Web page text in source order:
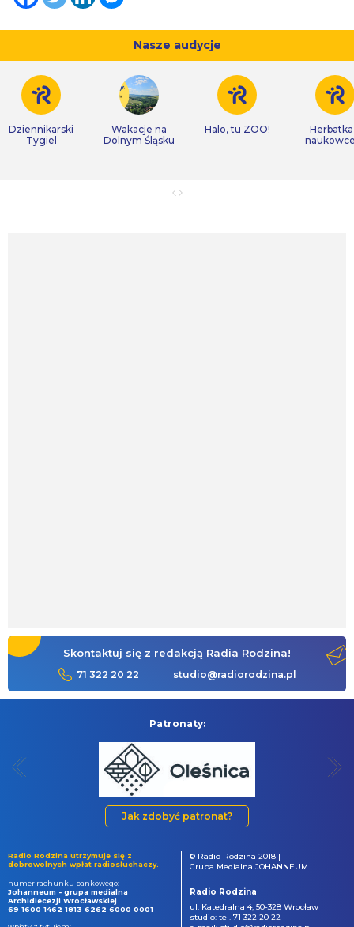
Nasze audycje
Dziennikarski
Tygiel
Wakacje na
Dolnym Śląsku
Halo, tu ZOO!
Skontaktuj się z redakcją Radia Rodzina!
71 322 20 22 studio@radiorodzina.pl
Patronaty:
Jak zdobyć patronat?
Radio Rodzina utrzymuje się z
dobrowolnych wpłat radiosłuchaczy.
numer rachunku bankowego:
Johanneum - grupa medialna
Archidiecezji Wrocławskiej
69 1600 1462 1813 6262 6000 0001
© Radio Rodzina 2018 |
Grupa Medialna JOHANNEUM
Radio Rodzina
ul. Katedralna 4, 50-328 Wrocław
studio: tel. 71 322 20 22